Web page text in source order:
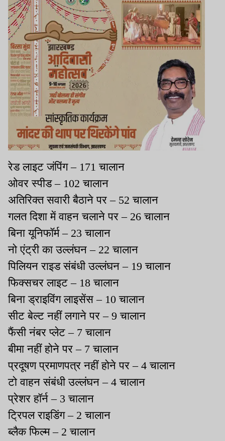
रेड लाइट जंपिंग – 171 चालान
ओवर स्पीड – 102 चालान
अतिरिक्त सवारी बैठाने पर – 52 चालान
गलत दिशा में वाहन चलाने पर – 26 चालान
बिना यूनिफॉर्म – 23 चालान
नो एंट्री का उल्लंघन – 22 चालान
पिलियन राइड संबंधी उल्लंघन – 19 चालान
फिक्सचर लाइट – 18 चालान
बिना ड्राइविंग लाइसेंस – 10 चालान
सीट बेल्ट नहीं लगाने पर – 9 चालान
फैंसी नंबर प्लेट – 7 चालान
बीमा नहीं होने पर – 7 चालान
प्रदूषण प्रमाणपत्र नहीं होने पर – 4 चालान
टो वाहन संबंधी उल्लंघन – 4 चालान
प्रेशर हॉर्न – 3 चालान
ट्रिपल राइडिंग – 2 चालान
ब्लैक फिल्म – 2 चालान